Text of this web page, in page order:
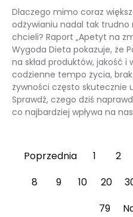
Dlaczego mimo coraz
odżywianiu nadal tak
chcieli? Raport „Apetyt na
Wygoda Dieta pokazuje, że
na skład produktów, jakość i
codzienne tempo życia,
żywności często skutecznie
Sprawdź, czego dziś
co najbardziej wpływa na
Poprzednia 1 2
8
9 10 20
79